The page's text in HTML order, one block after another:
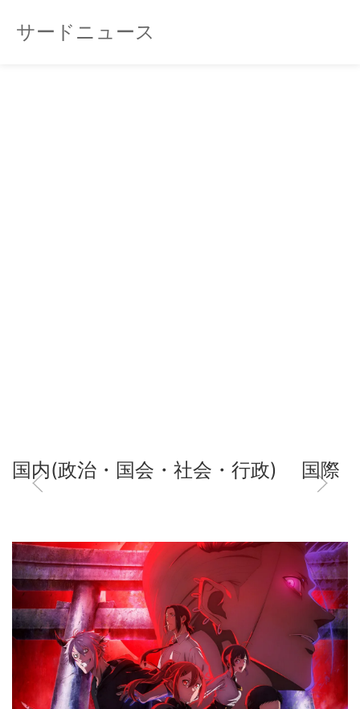
サードニュース
国内(政治・国会・社会・行政) 国際